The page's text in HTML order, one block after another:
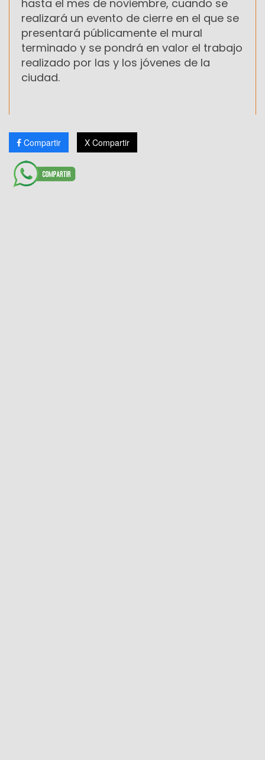
hasta el mes de noviembre, cuando se
realizará un evento de cierre en el que se
presentará públicamente el mural
terminado y se pondrá en valor el trabajo
realizado por las y los jóvenes de la
ciudad.
Compartir X Compartir